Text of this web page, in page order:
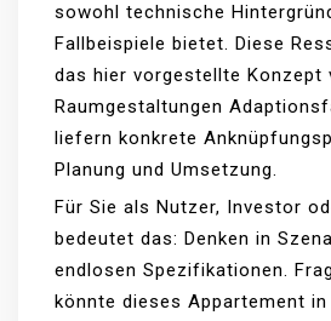
sowohl technische
Fallbeispiele bietet. Diese
das hier vorgestellte Konzept
Raumgestaltungen
liefern konkrete
Planung und Umsetzung.
Für Sie als Nutzer, Investor
bedeutet das: Denken in
endlosen Spezifikationen.
könnte dieses Appartement